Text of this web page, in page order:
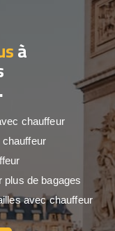
à
chauffeur
plus de bagages
avec chauffeur